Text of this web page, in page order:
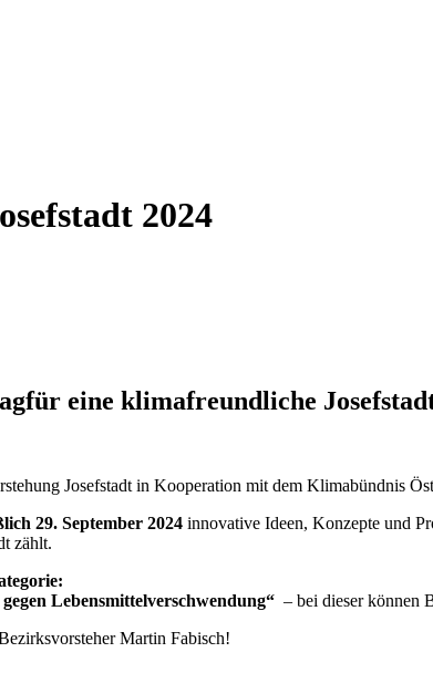
2024
für eine klimafreundliche
Josefstadt in Kooperation mit dem Klimabündnis
29. September 2024 innovative Ideen, Konzepte und
zählt.
Lebensmittelverschwendung“ – bei dieser können
Martin Fabisch!